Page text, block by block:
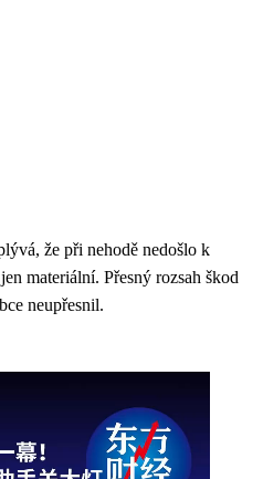
že při nehodě nedošlo k
materiální. Přesný rozsah škod
neupřesnil.